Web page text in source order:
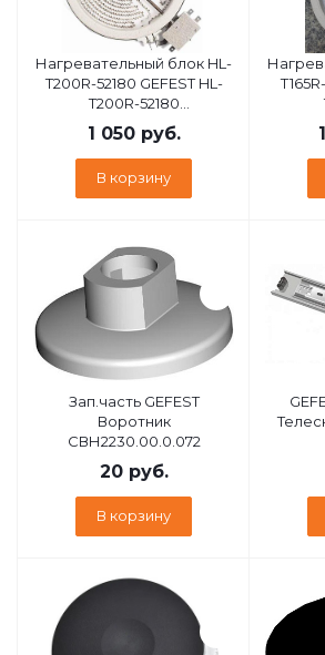
Нагревательный блок HL-
T200R-52180 GEFEST HL-
T200R-52180
Нагревательный блок (ГТ)
1 050руб.
В корзину
Зап.часть GEFEST
Воротник
СВН2230.00.0.072
20руб.
В корзину